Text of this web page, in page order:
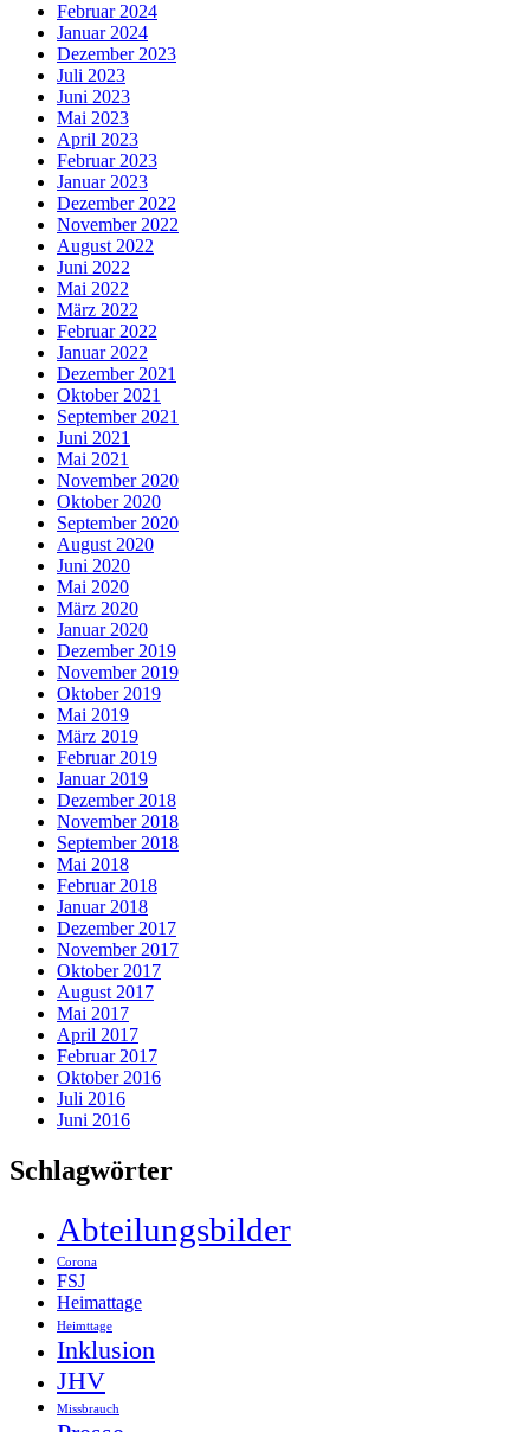
Februar 2024
Januar 2024
Dezember 2023
Juli 2023
Juni 2023
Mai 2023
April 2023
Februar 2023
Januar 2023
Dezember 2022
November 2022
August 2022
Juni 2022
Mai 2022
März 2022
Februar 2022
Januar 2022
Dezember 2021
Oktober 2021
September 2021
Juni 2021
Mai 2021
November 2020
Oktober 2020
September 2020
August 2020
Juni 2020
Mai 2020
März 2020
Januar 2020
Dezember 2019
November 2019
Oktober 2019
Mai 2019
März 2019
Februar 2019
Januar 2019
Dezember 2018
November 2018
September 2018
Mai 2018
Februar 2018
Januar 2018
Dezember 2017
November 2017
Oktober 2017
August 2017
Mai 2017
April 2017
Februar 2017
Oktober 2016
Juli 2016
Juni 2016
Schlagwörter
Abteilungsbilder
Corona
FSJ
Heimattage
Heimttage
Inklusion
JHV
Missbrauch